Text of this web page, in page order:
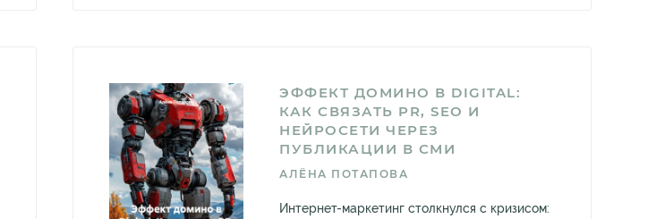
ЭФФЕКТ ДОМИНО В DIGITAL:
КАК СВЯЗАТЬ PR, SEO И
НЕЙРОСЕТИ ЧЕРЕЗ
ПУБЛИКАЦИИ В СМИ
АЛЁНА ПОТАПОВА
Интернет-маркетинг столкнулся с кризисом: